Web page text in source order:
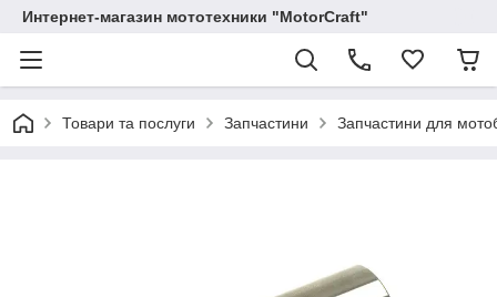
Интернет-магазин мототехники "MotorCraft"
Товари та послуги Запчастини Запчастини для